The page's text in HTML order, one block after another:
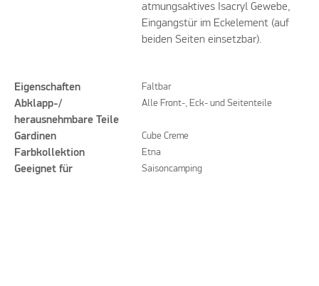
atmungsaktives Isacryl Gewebe,
Eingangstür im Eckelement (auf
beiden Seiten einsetzbar).
Eigenschaften Faltbar
Abklapp-/
herausnehmbare Teile
Alle Front-, Eck- und Seitenteile
Gardinen Cube Creme
Farbkollektion Etna
Geeignet für Saisoncamping